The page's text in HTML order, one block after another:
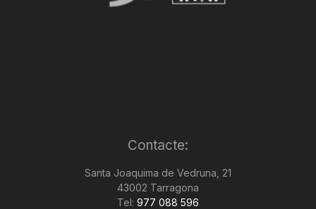
Contacte:
Santa Joaquima de Vedruna, 21
43002 Tarragona
Tel: 977 088 596